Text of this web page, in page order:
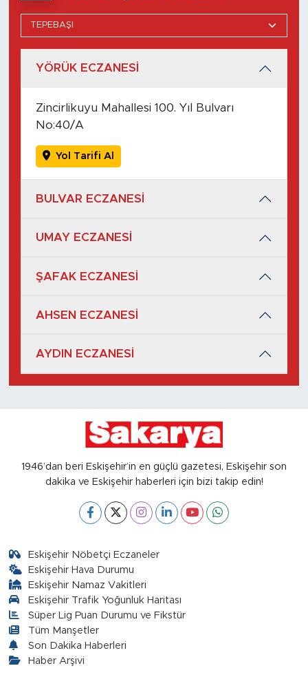
YÖRÜK ECZANESİ
Zincirlikuyu Mahallesi 100. Yıl Bulvarı
No:40/A
Yol Tarifi Al
BULVAR ECZANESİ
UMAY ECZANESİ
ŞAFAK ECZANESİ
AHSEN ECZANESİ
AYDIN ECZANESİ
1946’dan beri Eskişehir’in en güçlü gazetesi, Eskişehir son
dakika ve Eskişehir haberleri için bizi takip edin!
Eskişehir Nöbetçi Eczaneler
Eskişehir Hava Durumu
Eskişehir Namaz Vakitleri
Eskişehir Trafik Yoğunluk Haritası
Süper Lig Puan Durumu ve Fikstür
Tüm Manşetler
Son Dakika Haberleri
Haber Arşivi